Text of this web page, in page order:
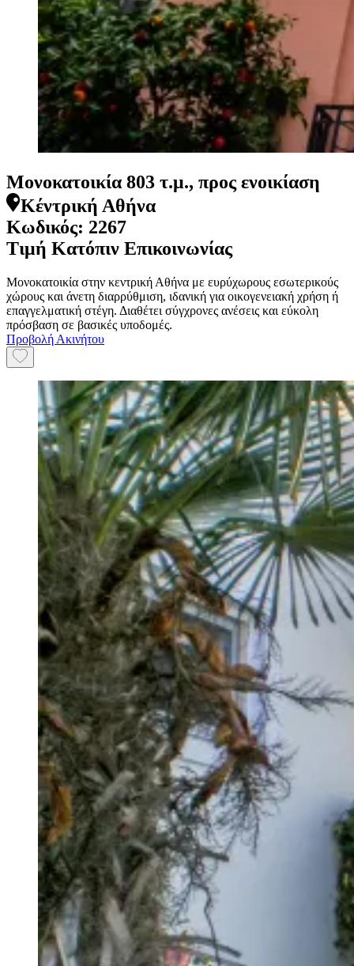
Μονοκατοικία 803 τ.μ., προς ενοικίαση
Κέντρική Αθήνα
Κωδικός: 2267
Τιμή Κατόπιν Επικοινωνίας
Μονοκατοικία στην κεντρική Αθήνα με ευρύχωρους εσωτερικούς
χώρους και άνετη διαρρύθμιση, ιδανική για οικογενειακή χρήση ή
επαγγελματική στέγη. Διαθέτει σύγχρονες ανέσεις και εύκολη
πρόσβαση σε βασικές υποδομές.
Προβολή Ακινήτου